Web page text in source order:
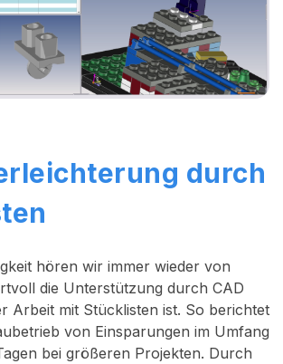
durch
hören wir immer wieder von
die Unterstützung durch CAD
Arbeit mit Stücklisten ist. So berichtet
von Einsparungen im Umfang
bei größeren Projekten. Durch